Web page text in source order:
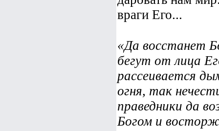
враги Его...
«Да восстанет
бегут от лица
рассеивается
огня, так
праведники да
Богом и